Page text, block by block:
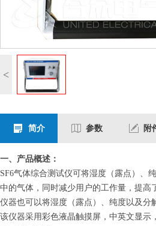
<
简介 参数 附
一、产品概述：
SF6气体综合测试仪可将湿度（露点）、
中的气体，同时减少用户的工作量，提高
仪器也可以将湿度（露点）、纯度以及
该仪器采用彩色液晶触摸屏，中英文显示